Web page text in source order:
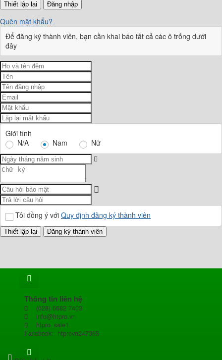
Thông tin liên hệ
(028) 6682 7403
info@htpro.vn
htpro_sale1
Facebook: htprovn247365
Đăng nhập
Quên mật khẩu?
Để đăng ký thành viên, bạn cần khai báo tất cả các ô trống dưới
đây
Giới tính
N/A
Nam Nữ
Tôi đồng ý với Quy định đăng ký thành viên